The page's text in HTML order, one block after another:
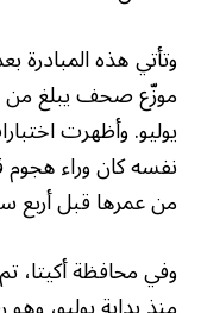
وتأتي هذه المبادرة
يوليو. وأظهرت
نفسه كان وراء
من عمرها قبل أربع